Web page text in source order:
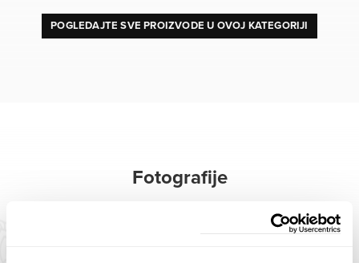
POGLEDAJTE SVE PROIZVODE U OVOJ KATEGORIJI
Fotografije